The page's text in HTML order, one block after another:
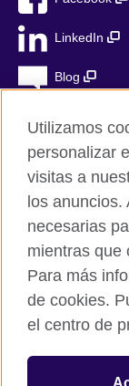
LinkedIn
Blog
British Council
Privacidad
Aviso Legal
Cookies
Mapa del sitio
© 2026 British
relations and
Utilizamos
personalizar
visitas a
los
necesarias
mientras que
Para más
de cookies.
el centro de